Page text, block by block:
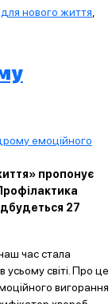
нового життя
пропонує
27
час стала
світі. Про це
вигорання